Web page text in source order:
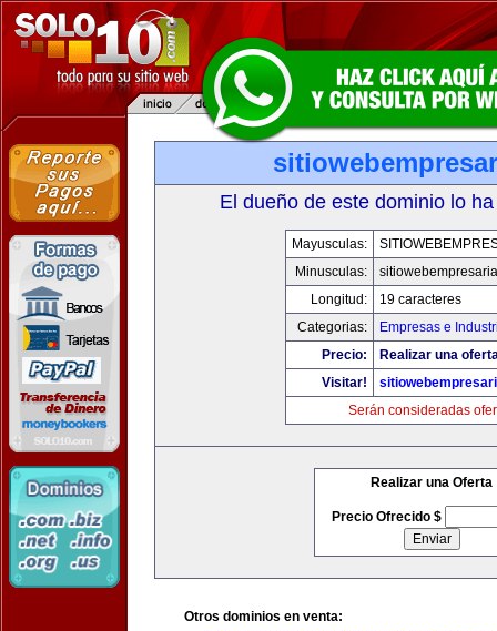
El dueño de este dominio lo
Mayusculas:
Minusculas:
Longitud:
19 caracteres
Categorias:
Empresas e
Precio:
Realizar una
Visitar!
Serán consideradas
Realizar una Oferta
Precio Ofrecido $
Otros dominios en venta: